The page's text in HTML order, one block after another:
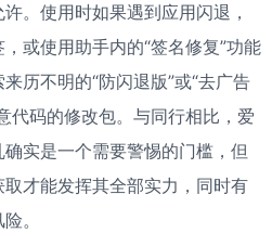
。使用时如果遇到应用闪退，
或使用助手内的“签名修复”功能
历不明的“防闪退版”或“去广告
代码的修改包。与同行相比，爱
实是一个需要警惕的门槛，但
才能发挥其全部实力，同时有
。